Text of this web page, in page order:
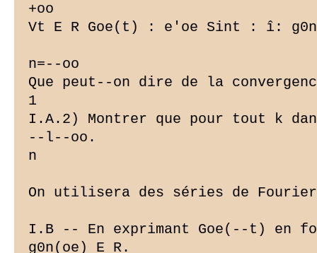
+oo
Vt E R Goe(t) : e'oe Sint : î:
n=--oo
Que peut--on dire de la
1
I.A.2) Montrer que pour tout k
--l--oo.
n
On utilisera des séries de Fourier
I.B -- En exprimant Goe(--t) en
g0n(oe) E R.